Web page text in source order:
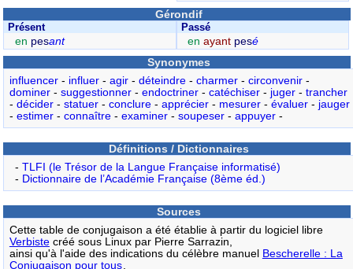
Gérondif
Présent
en pesant
Passé
enayant pesé
Synonymes
influencer- influer- agir- déteindre- charmer- circonvenir-
dominer- suggestionner- endoctriner- catéchiser- juger- trancher
- décider- statuer- conclure- apprécier- mesurer- évaluer- jauger
- estimer- connaître- examiner- soupeser- appuyer-
Définitions / Dictionnaires
- TLFI (le Trésor de la Langue Française informatisé)
- Dictionnaire de l’Académie Française (8ème éd.)
Sources
Cette table de conjugaison a été établie à partir du logiciel libre
Verbistecréé sous Linux par Pierre Sarrazin,
ainsi qu'à l'aide des indications du célèbre manuel Bescherelle : La
Conjugaison pour tous